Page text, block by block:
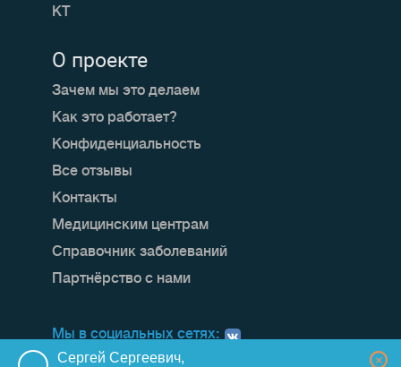
О проекте
Зачем мы это делаем
Как это работает?
Конфиденциальность
Все отзывы
Контакты
Медицинским центрам
Справочник заболеваний
Партнёрство с нами
КТ
Мы в социальных сетях:
×
Сергей Сергеевич,